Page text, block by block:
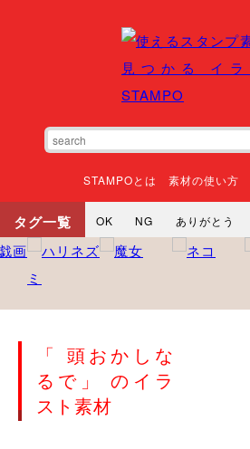
STAMPOとは 素材の使い方
タグ一覧 OK NG ありがとう
寝る
やったね
るんるん
向かってます
じゃあね
「 頭おかしな
るで」 のイラ
スト素材